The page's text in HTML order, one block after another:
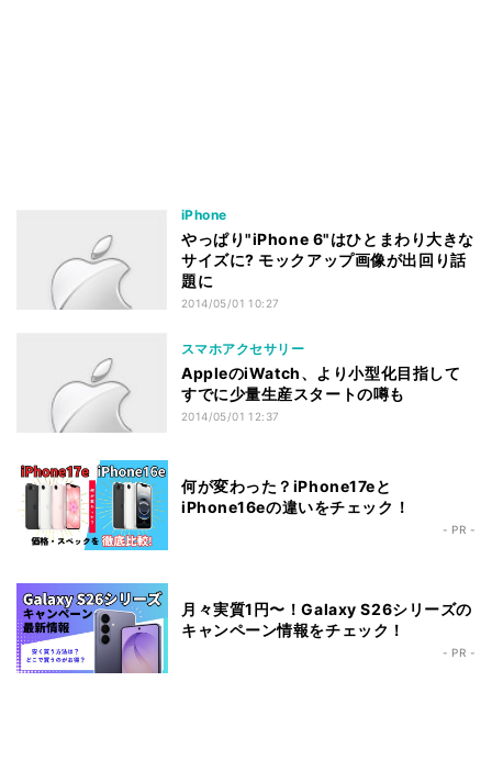
iPhone
やっぱり"iPhone 6"はひとまわり大きな
サイズに? モックアップ画像が出回り話
題に
2014/05/01 10:27
スマホアクセサリー
AppleのiWatch、より小型化目指して
すでに少量生産スタートの噂も
2014/05/01 12:37
何が変わった？iPhone17eと
iPhone16eの違いをチェック！
- PR -
月々実質1円〜！Galaxy S26シリーズの
キャンペーン情報をチェック！
- PR -